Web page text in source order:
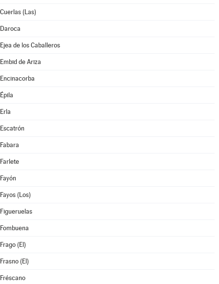
Cuerlas (Las)
Daroca
Ejea de los Caballeros
Embid de Ariza
Encinacorba
Épila
Erla
Escatrón
Fabara
Farlete
Fayón
Fayos (Los)
Figueruelas
Fombuena
Frago (El)
Frasno (El)
Fréscano